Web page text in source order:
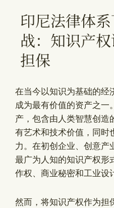
印尼法律体
战：知识产
担保
在当今以知识为基础的经
成为最有价值的资产之一
产，包含由人类智慧创造
有艺术和技术价值，同时
力。在初创企业、创意产
最广为人知的知识产权形
作权、商业秘密和工业设
然而，将知识产权作为担